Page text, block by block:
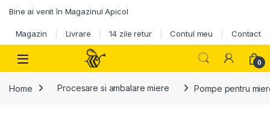
Skip to navigation
Skip to content
Bine ai venit în Magazinul Apicol
Magazin Livrare 14 zile retur Contul meu Contact
0
Home Procesare si ambalare miere Pompe pentru